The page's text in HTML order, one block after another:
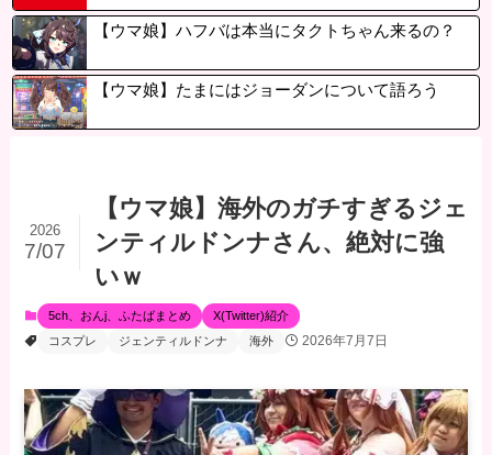
【ウマ娘】ハフバは本当にタクトちゃん来るの？
【ウマ娘】たまにはジョーダンについて語ろう
【ウマ娘】海外のガチすぎるジェ
ンティルドンナさん、絶対に強
いｗ
2026
7/07
5ch、おんj、ふたばまとめ
X(Twitter)紹介
コスプレ
ジェンティルドンナ 海外 2026年7月7日